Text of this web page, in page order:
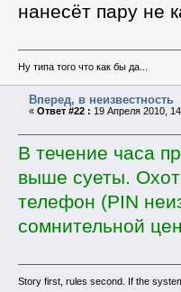
нанесёт пару не
Ну типа того что как бы да...
Вперед, в неизвестность
«Ответ #22 : 19 Апреля 2010,
В течение часа
выше суеты.
телефон (PIN
сомнительной
Story first, rules second. If the